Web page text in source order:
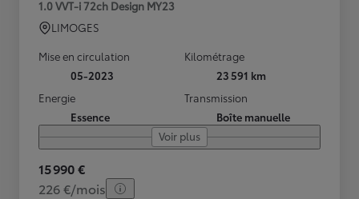
1.0 VVT-i 72ch Design MY23
LIMOGES
Mise en circulation
05-2023
Kilométrage
23 591 km
Energie
Essence
Transmission
Boîte manuelle
Voir plus
15 990 €
226 €/mois